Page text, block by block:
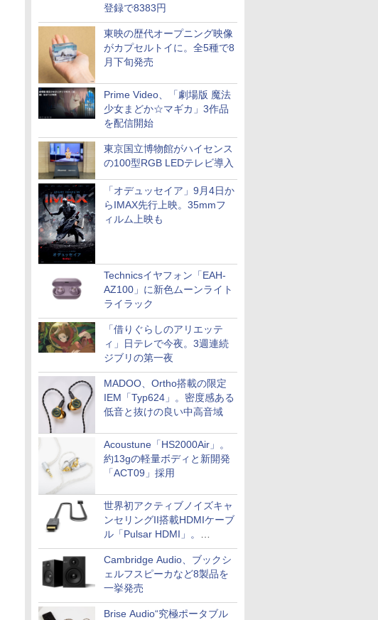
登録で8383円
東映の歴代オープニング映像
がカプセルトイに。全5種で8
月下旬発売
Prime Video、「劇場版 魔法
少女まどか☆マギカ」3作品
を配信開始
東京国立博物館がハイセンス
の100型RGB LEDテレビ導入
「オデュッセイア」9月4日か
らIMAX先行上映。35mmフ
ィルム上映も
Technicsイヤフォン「EAH-
AZ100」に新色ムーンライト
ライラック
「借りぐらしのアリエッテ
ィ」日テレで今夜。3週連続
ジブリの第一夜
MADOO、Ortho搭載の限定
IEM「Typ624」。密度感ある
低音と抜けの良い中高音域
Acoustune「HS2000Air」。
約13gの軽量ボディと新開発
「ACT09」採用
世界初アクティブノイズキャ
ンセリングII搭載HDMIケーブ
ル「Pulsar HDMI」。
SilentPowerから
Cambridge Audio、ブックシ
ェルフスピーカなど8製品を
一挙発売
Brise Audio“究極ポータブル